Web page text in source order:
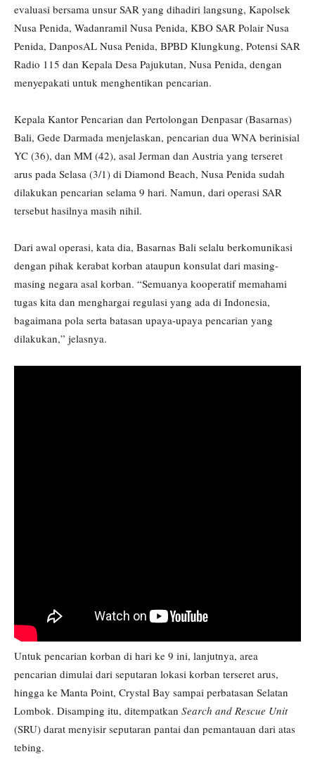
evaluasi bersama unsur SAR yang dihadiri langsung, Kapolsek
Nusa Penida, Wadanramil Nusa Penida, KBO SAR Polair Nusa
Penida, DanposAL Nusa Penida, BPBD Klungkung, Potensi SAR
Radio 115 dan Kepala Desa Pajukutan, Nusa Penida, dengan
menyepakati untuk menghentikan pencarian.
Kepala Kantor Pencarian dan Pertolongan Denpasar (Basarnas)
Bali, Gede Darmada menjelaskan, pencarian dua WNA berinisial
YC (36), dan MM (42), asal Jerman dan Austria yang terseret
arus pada Selasa (3/1) di Diamond Beach, Nusa Penida sudah
dilakukan pencarian selama 9 hari. Namun, dari operasi SAR
tersebut hasilnya masih nihil.
Dari awal operasi, kata dia, Basarnas Bali selalu berkomunikasi
dengan pihak kerabat korban ataupun konsulat dari masing-
masing negara asal korban. “Semuanya kooperatif memahami
tugas kita dan menghargai regulasi yang ada di Indonesia,
bagaimana pola serta batasan upaya-upaya pencarian yang
dilakukan,” jelasnya.
Untuk pencarian korban di hari ke 9 ini, lanjutnya, area
pencarian dimulai dari seputaran lokasi korban terseret arus,
hingga ke Manta Point, Crystal Bay sampai perbatasan Selatan
Lombok. Disamping itu, ditempatkan Search and Rescue Unit
(SRU) darat menyisir seputaran pantai dan pemantauan dari atas
tebing.